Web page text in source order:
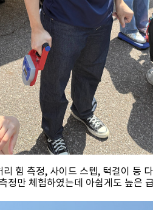
리 힘 측정, 사이드 스텝, 턱걸이 등
정만 체험하였는데 아쉽게도 높은